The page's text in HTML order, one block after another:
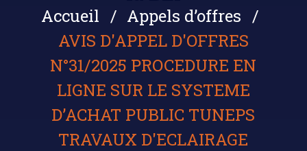
Accueil
Appels d’offres
AVIS D'APPEL D'OFFRES
N°31/2025 PROCEDURE EN
LIGNE SUR LE SYSTEME
D’ACHAT PUBLIC TUNEPS
TRAVAUX D'ECLAIRAGE